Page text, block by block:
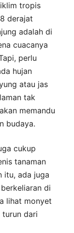
tropis
derajat
adalah di
cuacanya
perlu
hujan
atau jas
tak
akan memandu
budaya.
cukup
tanaman
itu, ada juga
di
lihat monyet
dari